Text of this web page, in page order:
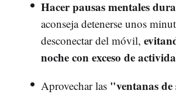
Hacer pausas mentales
aconseja detenerse unos
desconectar del móvil,
noche con exceso de
Aprovechar las "ventanas de